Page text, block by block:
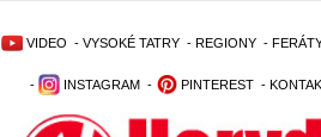
VIDEO - VYSOKÉ TATRY - REGIONY -
- INSTAGRAM - PINTEREST -